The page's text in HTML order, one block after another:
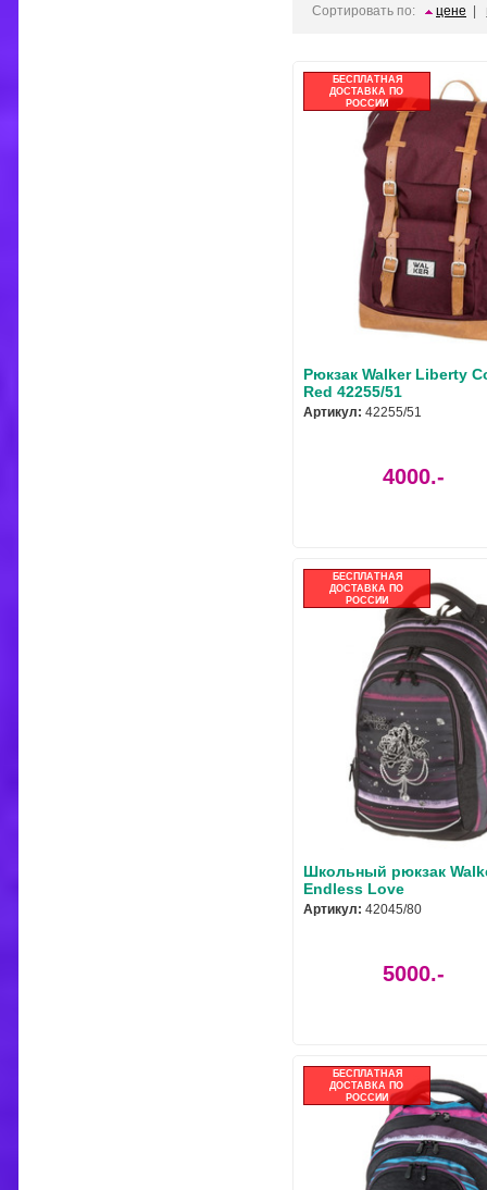
Сортировать по: цене
БЕСПЛАТНАЯ
ДОСТАВКА ПО
РОССИИ
Рюкзак Walker Liberty
Red 42255/51
Артикул: 42255/51
4000.-
БЕСПЛАТНАЯ
ДОСТАВКА ПО
РОССИИ
Школьный рюкзак
Endless Love
Артикул: 42045/80
5000.-
БЕСПЛАТНАЯ
ДОСТАВКА ПО
РОССИИ